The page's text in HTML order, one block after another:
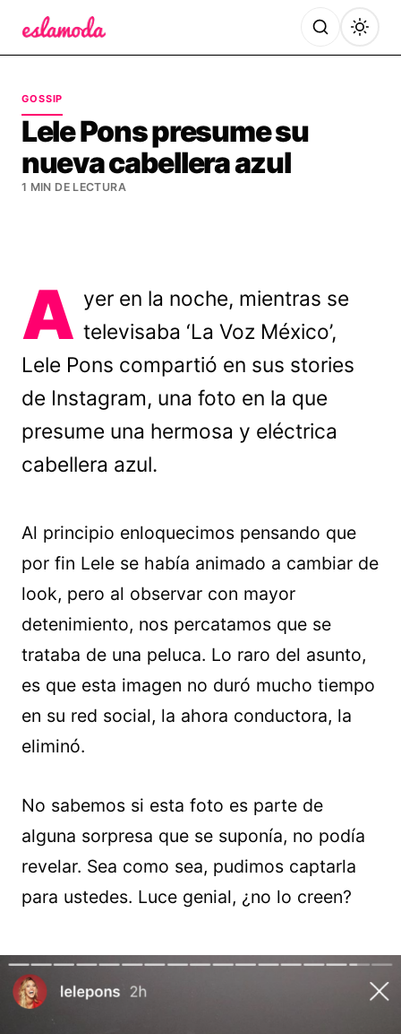
GOSSIP
Lele Pons presume su
nueva cabellera azul
1 MIN DE LECTURA
A yer en la noche, mientras se
televisaba ‘La Voz México’,
Lele Pons compartió en sus stories
de Instagram, una foto en la que
presume una hermosa y eléctrica
cabellera azul.
Al principio enloquecimos pensando que
por fin Lele se había animado a cambiar de
look, pero al observar con mayor
detenimiento, nos percatamos que se
trataba de una peluca. Lo raro del asunto,
es que esta imagen no duró mucho tiempo
en su red social, la ahora conductora, la
eliminó.
No sabemos si esta foto es parte de
alguna sorpresa que se suponía, no podía
revelar. Sea como sea, pudimos captarla
para ustedes. Luce genial, ¿no lo creen?